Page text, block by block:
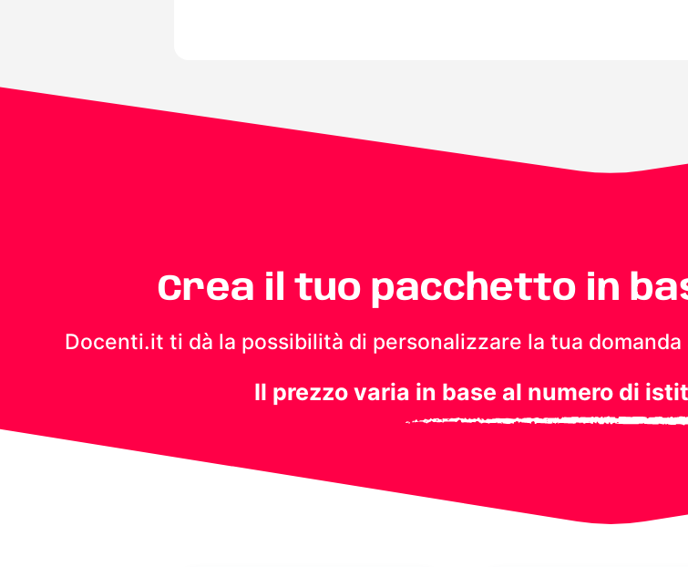
Crea il tuo pacchetto in
Docenti.it ti dà la possibilità di personalizzare la tua
Il prezzo varia in base al numero di